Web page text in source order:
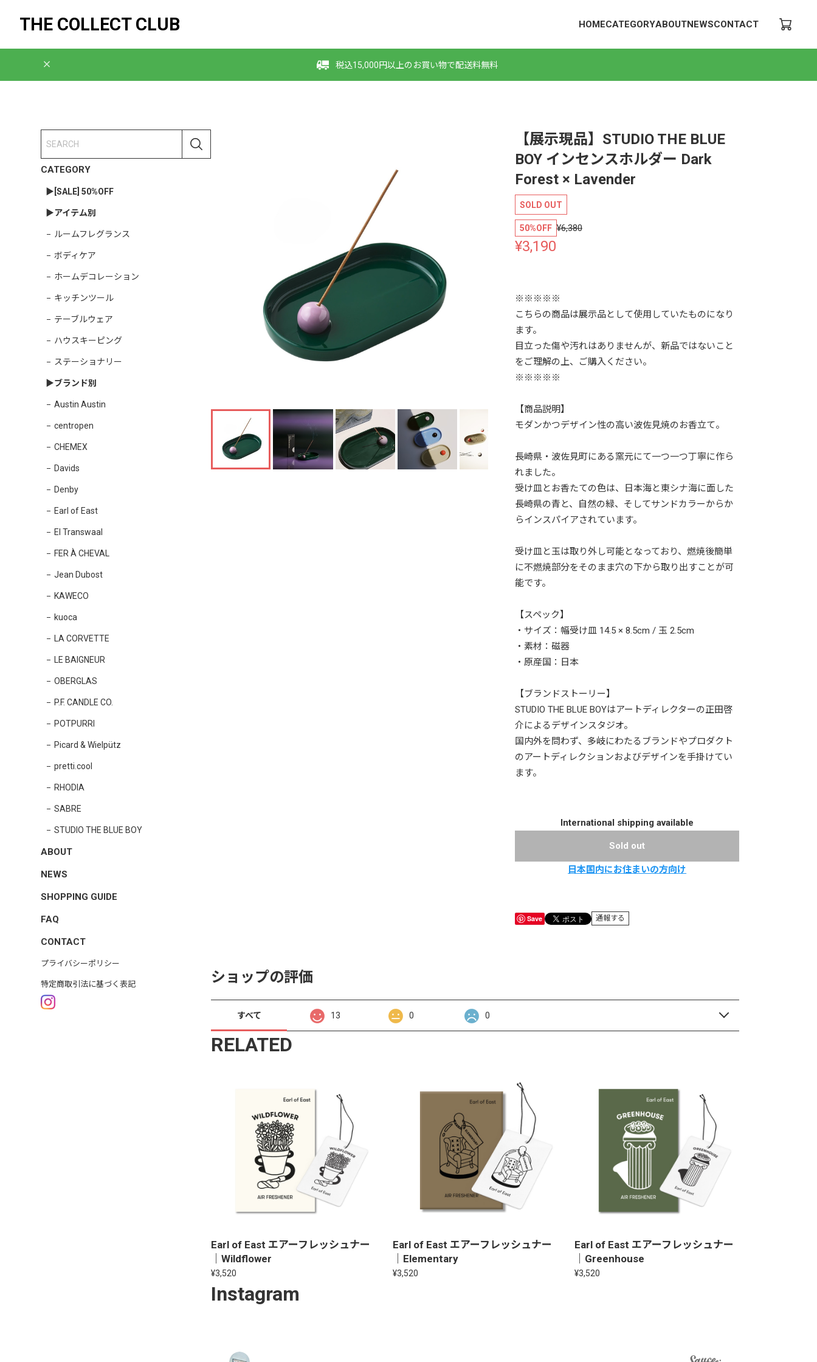
THE COLLECT CLUB HOMECATEGORYABOUTNEWSCONTACT
税込15,000円以上のお買い物で配送料無料
CATEGORY
▶︎[SALE] 50%OFF
▶︎アイテム別
ルームフレグランス
ボディケア
ホームデコレーション
キッチンツール
テーブルウェア
ハウスキーピング
ステーショナリー
▶︎ブランド別
Austin Austin
centropen
CHEMEX
Davids
Denby
Earl of East
El Transwaal
FER À CHEVAL
Jean Dubost
KAWECO
kuoca
LA CORVETTE
LE BAIGNEUR
OBERGLAS
P.F. CANDLE CO.
POTPURRI
Picard & Wielpütz
pretti.cool
RHODIA
SABRE
STUDIO THE BLUE BOY
ABOUT
NEWS
SHOPPING GUIDE
FAQ
CONTACT
プライバシーポリシー
特定商取引法に基づく表記
【展示現品】STUDIO THE BLUE
BOY インセンスホルダー Dark
Forest × Lavender
¥6,380
50%OFF
¥3,190
SOLD OUT
※※※※※
こちらの商品は展示品として使用していたものになり
ます。
目立った傷や汚れはありませんが、新品ではないこと
をご理解の上、ご購入ください。
※※※※※
【商品説明】
モダンかつデザイン性の高い波佐見焼のお香立て。
長崎県・波佐見町にある窯元にて一つ一つ丁寧に作ら
れました。
受け皿とお香たての色は、日本海と東シナ海に面した
長崎県の青と、自然の緑、そしてサンドカラーからか
らインスパイアされています。
受け皿と玉は取り外し可能となっており、燃焼後簡単
に不燃焼部分をそのまま穴の下から取り出すことが可
能です。
【スペック】
・サイズ：幅受け皿 14.5 × 8.5cm / 玉 2.5cm
・素材：磁器
・原産国：日本
【ブランドストーリー】
STUDIO THE BLUE BOYはアートディレクターの正田啓
介によるデザインスタジオ。
国内外を問わず、多岐にわたるブランドやプロダクト
のアートディレクションおよびデザインを手掛けてい
ます。
International shipping available
Sold out
日本国内にお住まいの方向け
Save 通報する
ショップの評価
すべて 13 0 0
RELATED
Earl of East エアーフレッシュナー
｜Wildflower
¥3,520
Earl of East エアーフレッシュナー
｜Elementary
¥3,520
Earl of East エアーフレッシュナー
｜Greenhouse
¥3,520
Instagram